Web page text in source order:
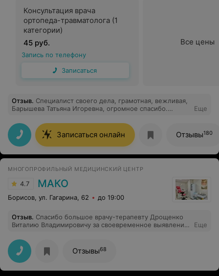
Консультация врача
ортопеда-травматолога (1
категории)
45 руб.
Запись по телефону
Записаться
Все цены
Отзыв. Специалист своего дела, грамотная, вежливая,
Барышева Татьяна Игоревна, огромное спасибо.
Еще
Записаться онлайн Отзывы180
МНОГОПРОФИЛЬНЫЙ МЕДИЦИНСКИЙ ЦЕНТР
4.7 МАКО
Борисов, ул. Гагарина, 62 до 19:00
Отзыв. Спасибо большое врачу-терапевту Дрощенко
Виталию Владимировичу за своевременное выявление
Внимательный, с хорошей памятью. Приятно, когда
очередной раз приходишь на приём, а твою
клиническую биографию знают, не открывая карточки.
Я довольна методами лечения, наблюдением за
состоянием здоровья и профилактическими
Еще
Отзывы68